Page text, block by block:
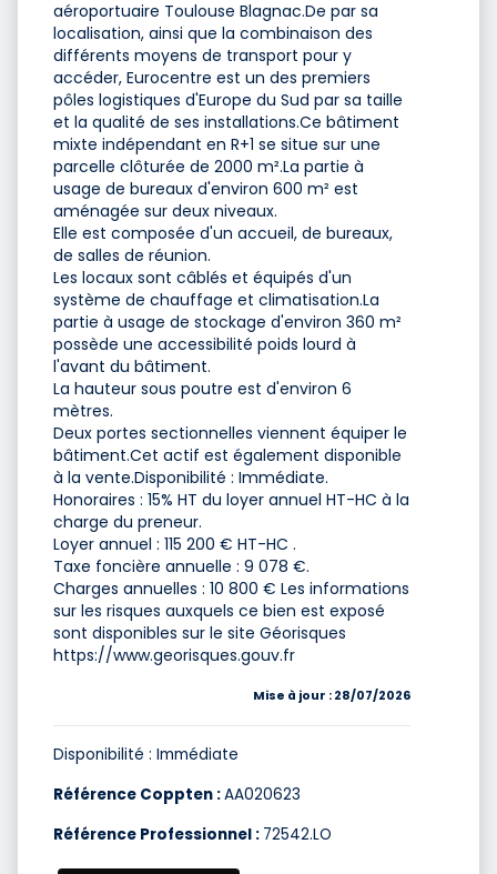
aéroportuaire Toulouse Blagnac.De par sa
localisation, ainsi que la combinaison des
différents moyens de transport pour y
accéder, Eurocentre est un des premiers
pôles logistiques d'Europe du Sud par sa taille
et la qualité de ses installations.Ce bâtiment
mixte indépendant en R+1 se situe sur une
parcelle clôturée de 2000 m².La partie à
usage de bureaux d'environ 600 m² est
aménagée sur deux niveaux.
Elle est composée d'un accueil, de bureaux,
de salles de réunion.
Les locaux sont câblés et équipés d'un
système de chauffage et climatisation.La
partie à usage de stockage d'environ 360 m²
possède une accessibilité poids lourd à
l'avant du bâtiment.
La hauteur sous poutre est d'environ 6
mètres.
Deux portes sectionnelles viennent équiper le
bâtiment.Cet actif est également disponible
à la vente.Disponibilité : Immédiate.
Honoraires : 15% HT du loyer annuel HT-HC à la
charge du preneur.
Loyer annuel : 115 200 € HT-HC .
Taxe foncière annuelle : 9 078 €.
Charges annuelles : 10 800 € Les informations
sur les risques auxquels ce bien est exposé
sont disponibles sur le site Géorisques
https://www.georisques.gouv.fr
Mise à jour : 28/07/2026
Disponibilité : Immédiate
Référence Coppten :AA020623
Référence Professionnel : 72542.LO